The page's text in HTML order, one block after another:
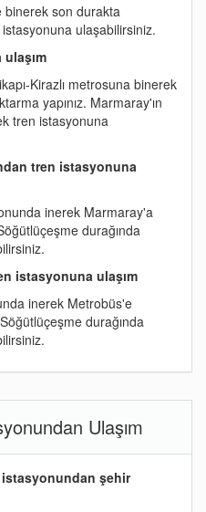
binerek son durakta
ulaşabilirsiniz.
Kirazlı metrosuna binerek
yapınız. Marmaray'ın
tren istasyonuna
tren istasyonuna
inerek Marmaray'a
durağında
istasyonuna ulaşım
inerek Metrobüs'e
durağında
Ulaşım
şehir